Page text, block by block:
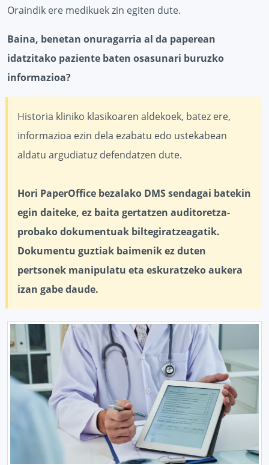
Oraindik ere medikuek zin egiten dute.
Baina, benetan onuragarria al da paperean
idatzitako paziente baten osasunari buruzko
informazioa?
Historia kliniko klasikoaren aldekoek, batez ere,
informazioa ezin dela ezabatu edo ustekabean
aldatu argudiatuz defendatzen dute.
Hori PaperOffice bezalako DMS sendagai batekin
egin daiteke, ez baita gertatzen auditoretza-
probako dokumentuak biltegiratzeagatik.
Dokumentu guztiak baimenik ez duten
pertsonek manipulatu eta eskuratzeko aukera
izan gabe daude.